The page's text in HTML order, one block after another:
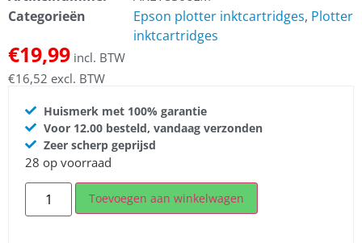
Categorieën
Epson plotter inktcartridges, Plotter
inktcartridges
€19,99 incl. BTW
€16,52 excl. BTW
Huismerk met 100% garantie
Voor 12.00 besteld, vandaag verzonden
Zeer scherp geprijsd
28 op voorraad
Toevoegen aan winkelwagen